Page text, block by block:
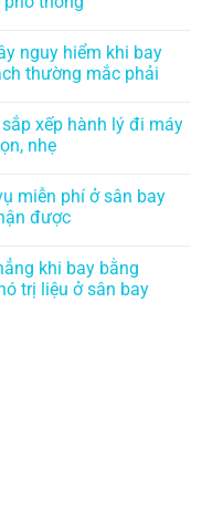
nguy hiểm khi bay
thường mắc phải
xếp hành lý đi máy
nhẹ
miễn phí ở sân bay
được
khi bay bằng
trị liệu ở sân bay